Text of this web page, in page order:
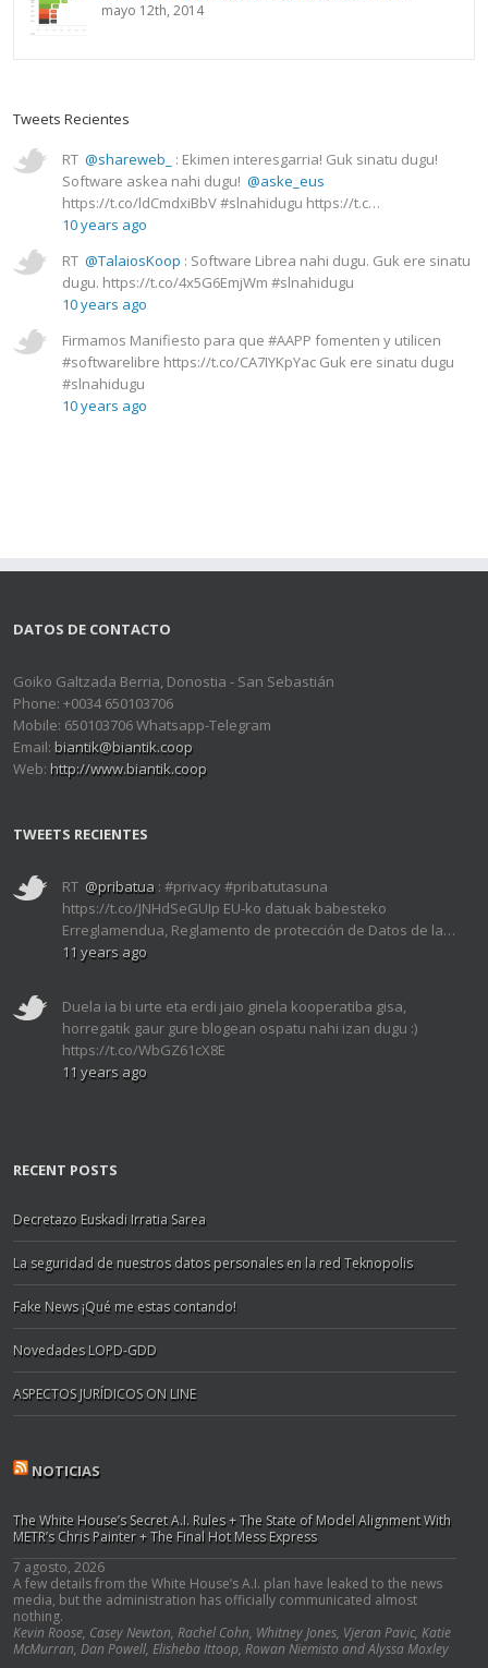
mayo 12th, 2014
Tweets Recientes
RT @shareweb_
: Ekimen interesgarria! Guk sinatu dugu!
Software askea nahi dugu! @aske_eus
https://t.co/ldCmdxiBbV #slnahidugu https://t.c…
10 years ago
RT @TalaiosKoop : Software Librea nahi dugu. Guk ere sinatu
dugu. https://t.co/4x5G6EmjWm #slnahidugu
10 years ago
Firmamos Manifiesto para que #AAPP fomenten y utilicen
#softwarelibre https://t.co/CA7IYKpYac Guk ere sinatu dugu
#slnahidugu
10 years ago
DATOS DE CONTACTO
Goiko Galtzada Berria, Donostia - San Sebastián
Phone: +0034 650103706
Mobile: 650103706 Whatsapp-Telegram
Email: biantik@biantik.coop
Web: http://www.biantik.coop
TWEETS RECIENTES
RT @pribatua : #privacy #pribatutasuna
https://t.co/JNHdSeGUIp EU-ko datuak babesteko
Erreglamendua, Reglamento de protección de Datos de la…
11 years ago
Duela ia bi urte eta erdi jaio ginela kooperatiba gisa,
horregatik gaur gure blogean ospatu nahi izan dugu :)
https://t.co/WbGZ61cX8E
11 years ago
RECENT POSTS
Decretazo Euskadi Irratia Sarea
La seguridad de nuestros datos personales en la red Teknopolis
Fake News ¡Qué me estas contando!
Novedades LOPD-GDD
ASPECTOS JURÍDICOS ON LINE
NOTICIAS
The White House’s Secret A.I. Rules + The State of Model Alignment With
METR’s Chris Painter + The Final Hot Mess Express
7 agosto, 2026
A few details from the White House’s A.I. plan have leaked to the news
media, but the administration has officially communicated almost
nothing.
Kevin Roose, Casey Newton, Rachel Cohn, Whitney Jones, Vjeran Pavic, Katie
McMurran, Dan Powell, Elisheba Ittoop, Rowan Niemisto and Alyssa Moxley